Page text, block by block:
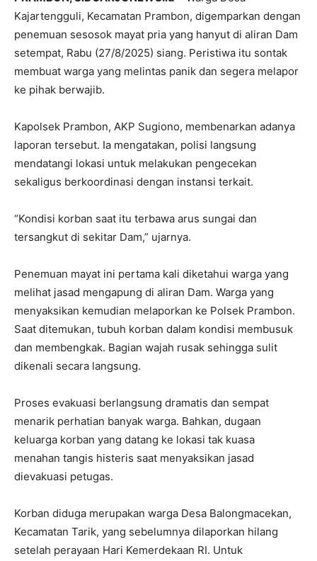
Kajartengguli, Kecamatan Prambon, digemparkan dengan
penemuan sesosok mayat pria yang hanyut di aliran Dam
setempat, Rabu (27/8/2025) siang. Peristiwa itu sontak
membuat warga yang melintas panik dan segera melapor
ke pihak berwajib.
Kapolsek Prambon, AKP Sugiono, membenarkan adanya
laporan tersebut. Ia mengatakan, polisi langsung
mendatangi lokasi untuk melakukan pengecekan
sekaligus berkoordinasi dengan instansi terkait.
“Kondisi korban saat itu terbawa arus sungai dan
tersangkut di sekitar Dam,” ujarnya.
Penemuan mayat ini pertama kali diketahui warga yang
melihat jasad mengapung di aliran Dam. Warga yang
menyaksikan kemudian melaporkan ke Polsek Prambon.
Saat ditemukan, tubuh korban dalam kondisi membusuk
dan membengkak. Bagian wajah rusak sehingga sulit
dikenali secara langsung.
Proses evakuasi berlangsung dramatis dan sempat
menarik perhatian banyak warga. Bahkan, dugaan
keluarga korban yang datang ke lokasi tak kuasa
menahan tangis histeris saat menyaksikan jasad
dievakuasi petugas.
Korban diduga merupakan warga Desa Balongmacekan,
Kecamatan Tarik, yang sebelumnya dilaporkan hilang
setelah perayaan Hari Kemerdekaan RI. Untuk